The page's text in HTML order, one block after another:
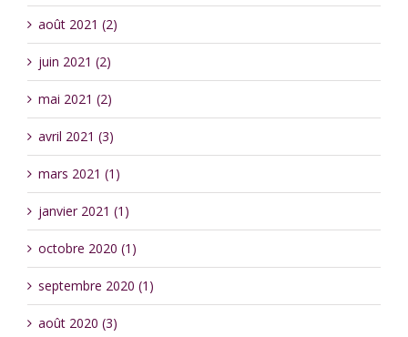
août 2021 (2)
juin 2021 (2)
mai 2021 (2)
avril 2021 (3)
mars 2021 (1)
janvier 2021 (1)
octobre 2020 (1)
septembre 2020 (1)
août 2020 (3)